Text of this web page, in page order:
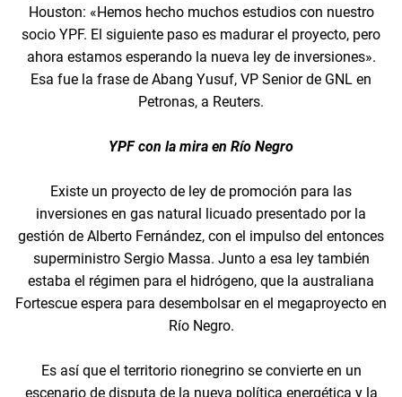
Houston: «Hemos hecho muchos estudios con nuestro
socio YPF. El siguiente paso es madurar el proyecto, pero
ahora estamos esperando la nueva ley de inversiones».
Esa fue la frase de Abang Yusuf, VP Senior de GNL en
Petronas, a Reuters.
YPF con la mira en Río Negro
Existe un proyecto de ley de promoción para las
inversiones en gas natural licuado presentado por la
gestión de Alberto Fernández, con el impulso del entonces
superministro Sergio Massa. Junto a esa ley también
estaba el régimen para el hidrógeno, que la australiana
Fortescue espera para desembolsar en el megaproyecto en
Río Negro.
Es así que el territorio rionegrino se convierte en un
escenario de disputa de la nueva política energética y la